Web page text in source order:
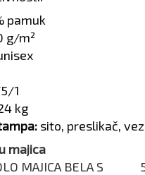
pamuk
g/m²
1
kg
sito, preslikač, vez
majica
MAJICA BELA S